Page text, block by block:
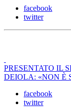
facebook
twitter
PRESENTATO IL
DEIOLA: «NON È
facebook
twitter